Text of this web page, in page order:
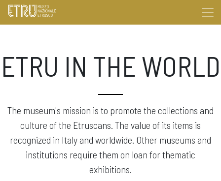
ETRU IN THE WORLD
The museum's mission is to promote the collections and
culture of the Etruscans. The value of its items is
recognized in Italy and worldwide. Other museums and
institutions require them on loan for thematic
exhibitions.